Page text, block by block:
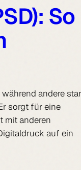
So
andere
sorgt für eine
mit anderen
auf ein